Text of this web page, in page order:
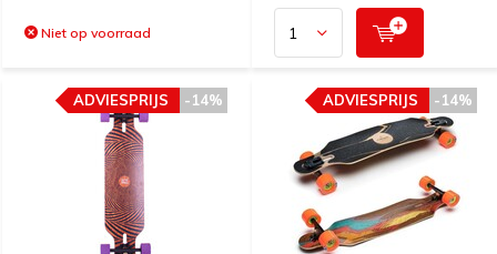
Niet op voorraad
-14%
ADVIESPRIJS -14%
ADVIESPRIJS